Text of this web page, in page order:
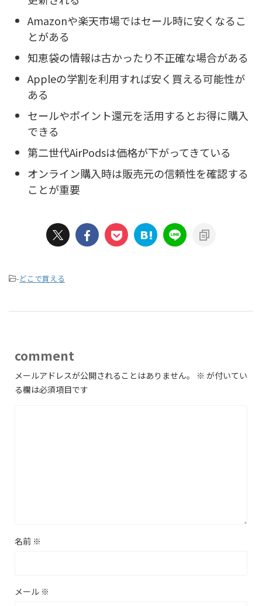
Amazonや楽天市場ではセール時に安くなるこ
とがある
知恵袋の情報は古かったり不正確な場合がある
Appleの学割を利用すれば安く買える可能性が
ある
セールやポイント還元を活用するとお得に購入
できる
第二世代AirPodsは価格が下がってきている
オンライン購入時は販売元の信頼性を確認する
ことが重要
-どこで買える
comment
メールアドレスが公開されることはありません。 ※ が付いてい
る欄は必須項目です
名前 ※
メール ※